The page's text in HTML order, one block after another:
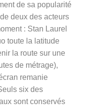
de sa popularité
deux des acteurs
: Stan Laurel
toute la latitude
la route sur une
de métrage),
remanie
six des
sont conservés